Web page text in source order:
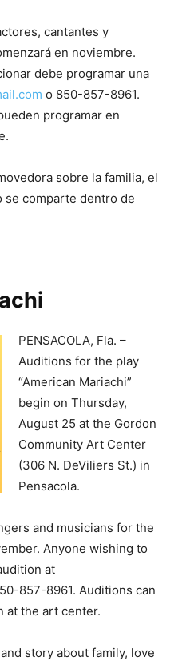
cantantes y
en noviembre.
debe programar una
o 850-857-8961.
programar en
sobre la familia, el
se comparte dentro de
PENSACOLA, Fla. –
Auditions for the play
“American Mariachi”
begin on Thursday,
August 25 at the Gordon
Community Art Center
(306 N. DeViliers St.) in
Pensacola.
and musicians for the
Anyone wishing to
at
857-8961. Auditions can
at the art center.
story about family, love